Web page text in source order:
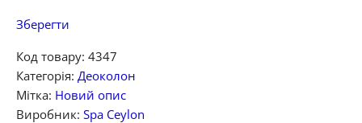
Зберегти
Код товару: 4347
Категорія: Деоколон
Мітка: Новий опис
Виробник: Spa Ceylon